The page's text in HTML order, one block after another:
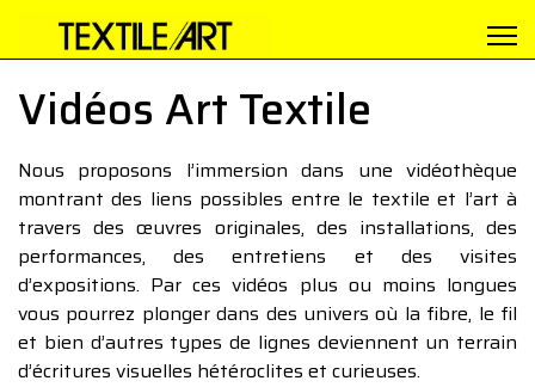
Vidéos Art Textile
Nous proposons l’immersion dans une vidéothèque
montrant des liens possibles entre le textile et l’art à
travers des œuvres originales, des installations, des
performances, des entretiens et des visites
d’expositions. Par ces vidéos plus ou moins longues
vous pourrez plonger dans des univers où la fibre, le fil
et bien d’autres types de lignes deviennent un terrain
d’écritures visuelles hétéroclites et curieuses.